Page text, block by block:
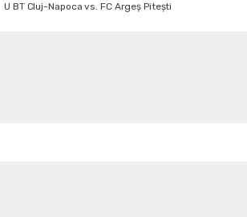
U BT Cluj-Napoca vs. FC Argeș Pitești